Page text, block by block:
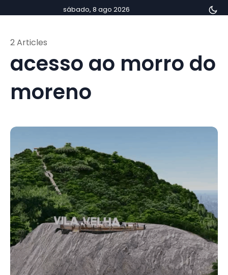
sábado, 8 ago 2026
acesso ao morro do
moreno
2 Articles